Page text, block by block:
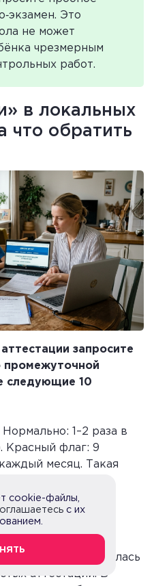
Это
не может
чрезмерным
работ.
в локальных
что обратить
запросите
промежуточной
следующие 10
1–2 раза в
Красный флаг: 9
месяц. Такая
ребёнка половину
контрольных, что
разумности
Егозина столкнулась
аттестаций. В
cookie-файлы,
с их